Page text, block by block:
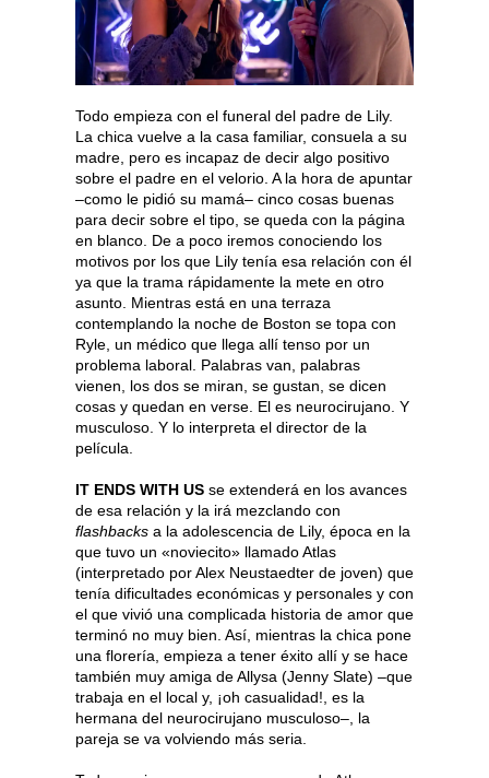
Todo empieza con el funeral del padre de Lily.
La chica vuelve a la casa familiar, consuela a su
madre, pero es incapaz de decir algo positivo
sobre el padre en el velorio. A la hora de apuntar
–como le pidió su mamá– cinco cosas buenas
para decir sobre el tipo, se queda con la página
en blanco. De a poco iremos conociendo los
motivos por los que Lily tenía esa relación con él
ya que la trama rápidamente la mete en otro
asunto. Mientras está en una terraza
contemplando la noche de Boston se topa con
Ryle, un médico que llega allí tenso por un
problema laboral. Palabras van, palabras
vienen, los dos se miran, se gustan, se dicen
cosas y quedan en verse. El es neurocirujano. Y
musculoso. Y lo interpreta el director de la
película.
IT ENDS WITH US se extenderá en los avances
de esa relación y la irá mezclando con
flashbacks a la adolescencia de Lily, época en la
que tuvo un «noviecito» llamado Atlas
(interpretado por Alex Neustaedter de joven) que
tenía dificultades económicas y personales y con
el que vivió una complicada historia de amor que
terminó no muy bien. Así, mientras la chica pone
una florería, empieza a tener éxito allí y se hace
también muy amiga de Allysa (Jenny Slate) –que
trabaja en el local y, ¡oh casualidad!, es la
hermana del neurocirujano musculoso–, la
pareja se va volviendo más seria.